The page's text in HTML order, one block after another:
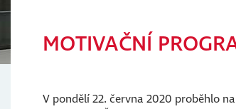
MOTIVAČNÍ
V pondělí 22. června 2020 proběhlo